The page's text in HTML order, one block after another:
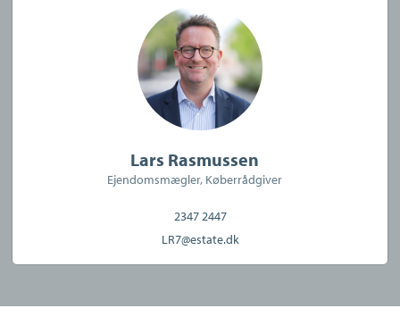
Lars Rasmussen
Ejendomsmægler, Køberrådgiver
2347 2447
LR7@estate.dk